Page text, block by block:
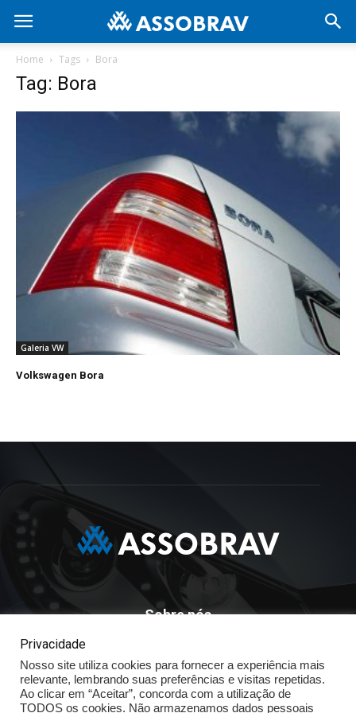
Home Tags Bora
Tag: Bora
Galeria VW
Volkswagen Bora
Sobre nós
ASSOBRAV - Associação Brasileira Dos Distribuidores
Volkswagen
Av. José Maria Whitaker n° 603 - Mirandópolis - São Paulo - SP
- CEP: 04057.900 - Fone: (11) - 5078.5400
Privacidade
Nosso site utiliza cookies para fornecer a experiência mais
relevante, lembrando suas preferências e visitas repetidas.
Ao clicar em “Aceitar”, concorda com a utilização de
TODOS os cookies. Não armazenamos dados pessoais